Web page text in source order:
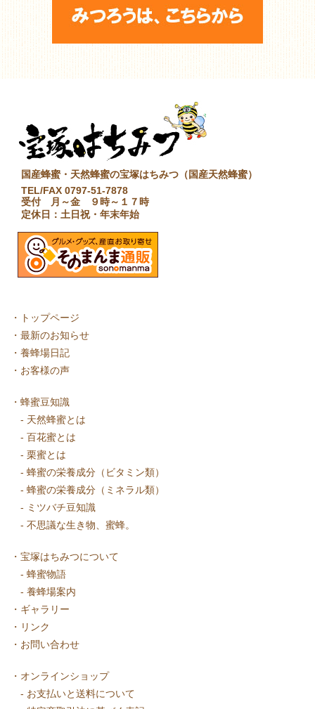
国産蜂蜜・天然蜂蜜の宝塚はちみつ（国産天然蜂蜜）
TEL/FAX 0797-51-7878
受付 月～金 ９時～１７時
定休日：土日祝・年末年始
・
トップページ
・ 最新のお知らせ
・ 養蜂場日記
・ お客様の声
・ 蜂蜜豆知識
- 天然蜂蜜とは
- 百花蜜とは
- 栗蜜とは
- 蜂蜜の栄養成分（ビタミン類）
- 蜂蜜の栄養成分（ミネラル類）
- ミツバチ豆知識
- 不思議な生き物、蜜蜂。
・ 宝塚はちみつについて
- 蜂蜜物語
- 養蜂場案内
・ ギャラリー
・ リンク
・ お問い合わせ
・ オンラインショップ
- お支払いと送料について